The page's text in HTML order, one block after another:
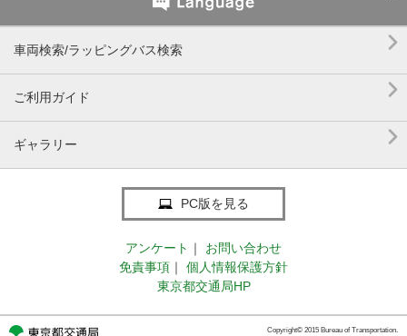
車両検索/ラッピングバス検索 
ご利用ガイド 
ギャラリー 
PC版を見る
アンケート ｜
お問い合わせ
免責事項 ｜
個人情報保護方針
東京都交通局HP
Copyright© 2015 Bureau of Transportation.